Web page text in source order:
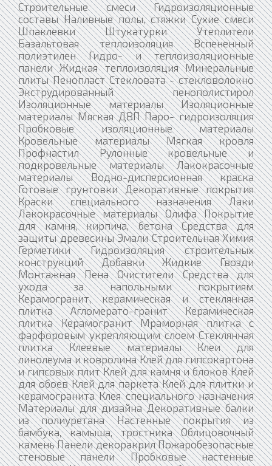
Строительные смеси Гидроизоляционные
составы Наливные полы, стяжки Сухие смеси
Шпаклевки Штукатурки Утеплители
Базальтовая теплоизоляция Вспененный
полиэтилен Гидро- и теплоизоляционные
панели Жидкая теплоизоляция Минеральные
плиты Пенопласт Стекловата - стекловолокно
Экструдированный пенополистирол
Изоляционные материалы Изоляционные
материалы Мягкая ДВП Паро- гидроизоляция
Пробковые изоляционные материалы
Кровельные материалы Мягкая кровля
Профнастил Рулонные кровельные и
подкровельные материалы Лакокрасочные
материалы Водно-дисперсионная краска
Готовые грунтовки Декоративные покрытия
Краски специального назначения Лаки
Лакокрасочные материалы Олифа Покрытие
для камня, кирпича, бетона Средства для
защиты древесины Эмали Строительная Химия
Герметики Гидроизоляция строительных
конструкций Добавки Жидкие Гвозди
Монтажная Пена Очистители Средства для
ухода за напольными покрытиям
Керамогранит, керамическая и стеклянная
плитка Агломерато-гранит Керамическая
плитка Керамогранит Мраморная плитка с
фарфоровым укрепляющим слоем Стеклянная
плитка Клеевые материалы Клеи для
линолеума и ковролина Клей для гипсокартона
и гипсовых плит Клей для камня и блоков Клей
для обоев Клей для паркета Клей для плитки и
керамогранита Клея специального назначения
Материалы для дизайна Декоративные балки
из полиуретана Настенные покрытия из
бамбука, камыша, тростника Облицовочный
камень Панели декоракрил Пожаробезопасные
стеновые панели Пробковые настенные